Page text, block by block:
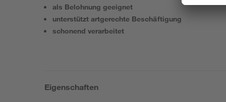
als Belohnung geeignet
unterstützt artgerechte Beschäftigung
schonend verarbeitet
Eigenschaften